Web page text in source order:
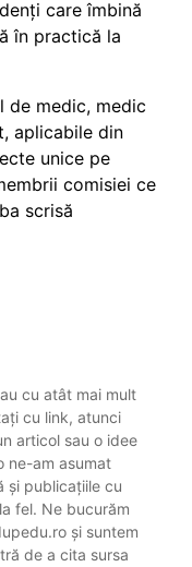
care îmbină
în practică la
de medic, medic
aplicabile din
unice pe
comisiei ce
scrisă
cu atât mai mult
cu link, atunci
articol sau o idee
ne-am asumat
și publicațiile cu
fel. Ne bucurăm
și suntem
de a cita sursa